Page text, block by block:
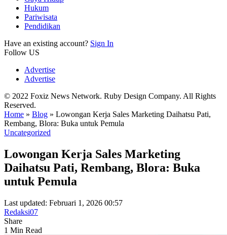
Hukum
Pariwisata
Pendidikan
Have an existing account? Sign In
Follow US
Advertise
Advertise
© 2022 Foxiz News Network. Ruby Design Company. All Rights
Reserved.
Home » Blog » Lowongan Kerja Sales Marketing Daihatsu Pati,
Rembang, Blora: Buka untuk Pemula
Uncategorized
Lowongan Kerja Sales Marketing
Daihatsu Pati, Rembang, Blora: Buka
untuk Pemula
Last updated: Februari 1, 2026 00:57
Redaksi07
Share
1 Min Read